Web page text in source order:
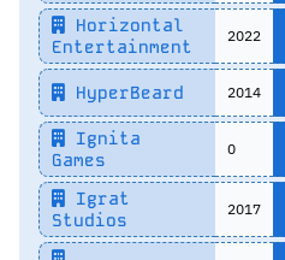
Horizontal
Entertainment
2022
HyperBeard 2014
Ignita
Games
0
Igrat
Studios
2017